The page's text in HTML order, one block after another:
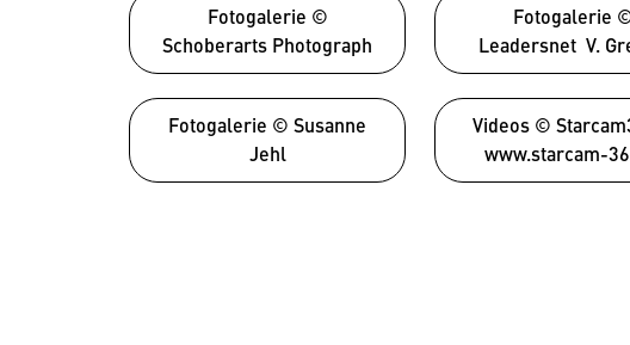
Fotogalerie ©
Schoberarts Photograph
Fotogalerie
Leadersnet V.
Fotogalerie © Susanne
Jehl
Videos ©
www.starcam-